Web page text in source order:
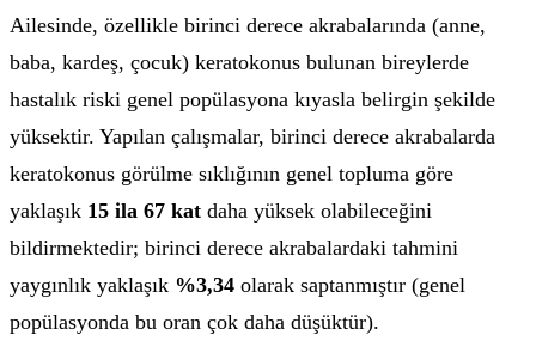
Ailesinde, özellikle birinci derece akrabalarında (anne,
baba, kardeş, çocuk) keratokonus bulunan bireylerde
hastalık riski genel popülasyona kıyasla belirgin şekilde
yüksektir. Yapılan çalışmalar, birinci derece akrabalarda
keratokonus görülme sıklığının genel topluma göre
yaklaşık 15 ila 67 kat daha yüksek olabileceğini
bildirmektedir; birinci derece akrabalardaki tahmini
yaygınlık yaklaşık %3,34 olarak saptanmıştır (genel
popülasyonda bu oran çok daha düşüktür).